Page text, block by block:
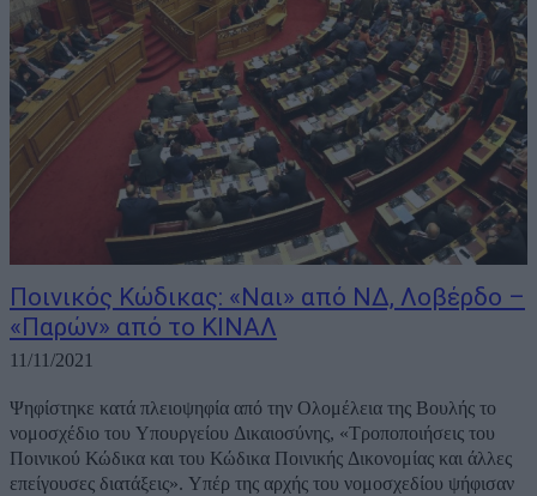
Ποινικός Κώδικας: «Ναι» από ΝΔ, Λοβέρδο –
«Παρών» από το ΚΙΝΑΛ
11/11/2021
Ψηφίστηκε κατά πλειοψηφία από την Ολομέλεια της Βουλής το
νομοσχέδιο του Υπουργείου Δικαιοσύνης, «Τροποποιήσεις του
Ποινικού Κώδικα και του Κώδικα Ποινικής Δικονομίας και άλλες
επείγουσες διατάξεις». Υπέρ της αρχής του νομοσχεδίου ψήφισαν